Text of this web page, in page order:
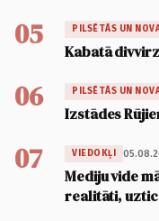
05 PILSĒTĀS UN
Kabatā
06 PILSĒTĀS UN
Izstādes
07 VIEDOKĻI
Mediju vide
realitāti,